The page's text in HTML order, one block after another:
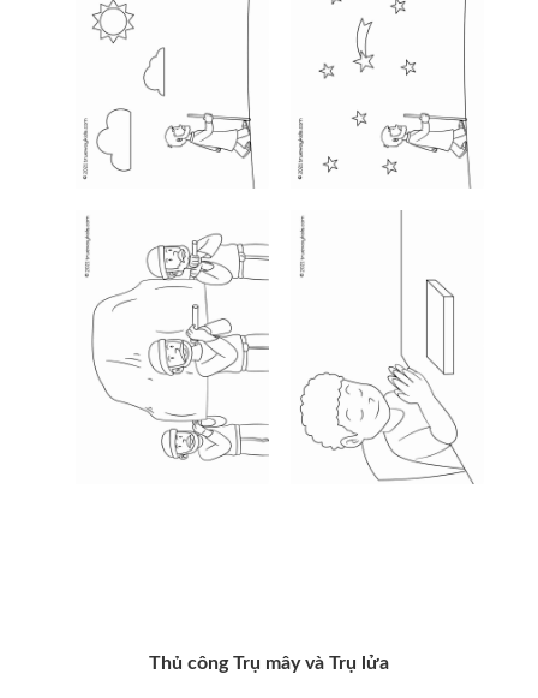
Thủ công Trụ mây và Trụ lửa